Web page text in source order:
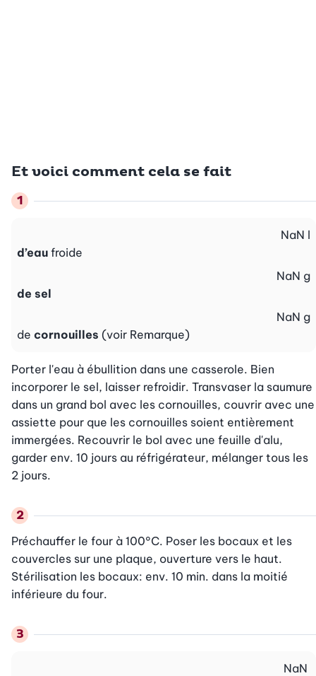
Et voici comment cela se fait
d’eau froide
NaN l
de sel
NaN g
de cornouilles (voir Remarque)
NaN g
Porter l'eau à ébullition dans une casserole. Bien
incorporer le sel, laisser refroidir. Transvaser la saumure
dans un grand bol avec les cornouilles, couvrir avec une
assiette pour que les cornouilles soient entièrement
immergées. Recouvrir le bol avec une feuille d'alu,
garder env. 10 jours au réfrigérateur, mélanger tous les
2 jours.
Préchauffer le four à 100°C. Poser les bocaux et les
couvercles sur une plaque, ouverture vers le haut.
Stérilisation les bocaux: env. 10 min. dans la moitié
inférieure du four.
NaN